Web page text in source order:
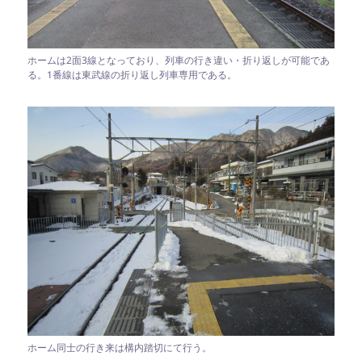
ホームは2面3線となっており、列車の行き違い・折り返しが可能であ
る。1番線は東武線の折り返し列車専用である。
ホーム同士の行き来は構内踏切にて行う。